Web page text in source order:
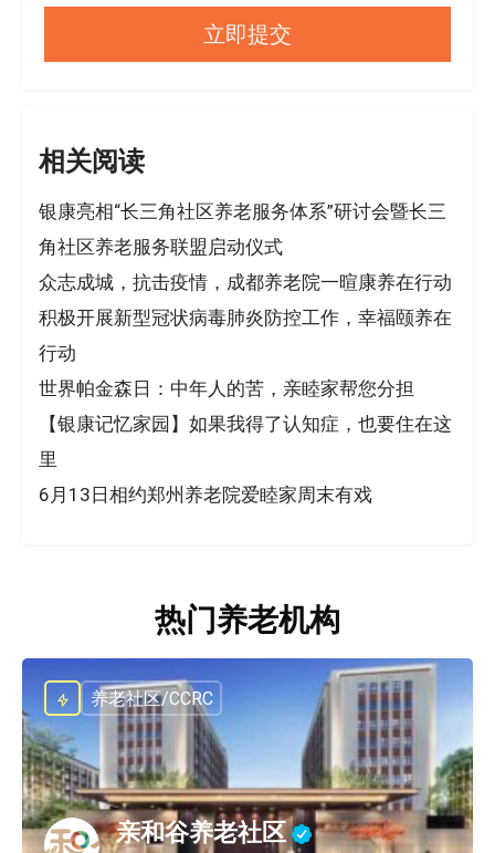
相关阅读
银康亮相“长三角社区养老服务体系”研讨会暨长三
角社区养老服务联盟启动仪式
众志成城，抗击疫情，成都养老院一暄康养在行动
积极开展新型冠状病毒肺炎防控工作，幸福颐养在
行动
世界帕金森日：中年人的苦，亲睦家帮您分担
【银康记忆家园】如果我得了认知症，也要住在这
里
6月13日相约郑州养老院爱睦家周末有戏
热门养老机构
亲和谷养老社区
养老社区/CCRC